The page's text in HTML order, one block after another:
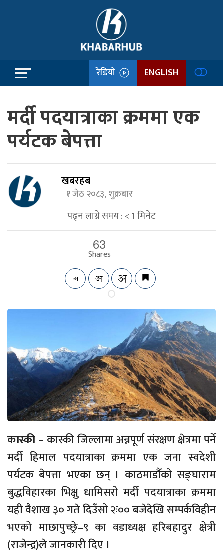
रेडियो ENGLISH
मर्दी पदयात्राका क्रममा एक
पर्यटक बेपत्ता
खबरहब
१ जेठ २०८३, शुक्रबार
पढ्न लाग्ने समय :< 1मिनेट
63
Shares
कास्की –कास्की जिल्लामा अन्नपूर्ण संरक्षण क्षेत्रमा पर्ने
मर्दी हिमाल पदयात्राका क्रममा एक जना स्वदेशी
पर्यटक बेपत्ता भएका छन् । काठमाडौँको सङ्घाराम
बुद्धविहारका भिक्षु धामिसरो मर्दी पदयात्राका क्रममा
यही वैशाख ३० गते दिउँसो २ः०० बजेदेखि सम्पर्कविहीन
भएको माछापुच्छ्रे–९ का वडाध्यक्ष हरिबहादुर क्षेत्री
(राजेन्द्र)ले जानकारी दिए ।